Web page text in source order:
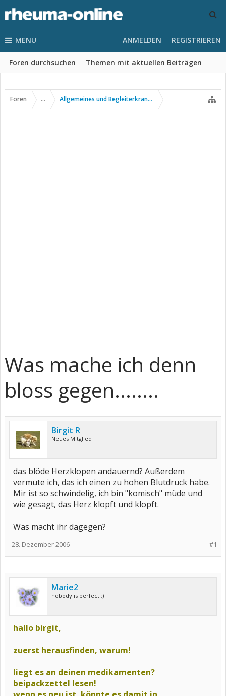
MENU
Foren durchsuchen Themen mit aktuellen Beiträgen
ANMELDEN REGISTRIEREN
Foren ... Allgemeines und Begleiterkrankungen
Was mache ich denn
bloss gegen........
Birgit R
Neues Mitglied
das blöde Herzklopen andauernd? Außerdem
vermute ich, das ich einen zu hohen Blutdruck habe.
Mir ist so schwindelig, ich bin "komisch" müde und
wie gesagt, das Herz klopft und klopft.
Was macht ihr dagegen?
#1
28. Dezember 2006
Marie2
nobody is perfect ;)
hallo birgit,
zuerst herausfinden, warum!
liegt es an deinen medikamenten?
beipackzettel lesen!